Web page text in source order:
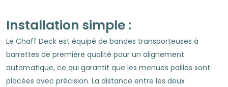
Installation simple :
Le Chaff Deck est équipé de bandes transporteuses à
barrettes de première qualité pour un alignement
automatique, ce qui garantit que les menues pailles sont
placées avec précision. La distance entre les deux